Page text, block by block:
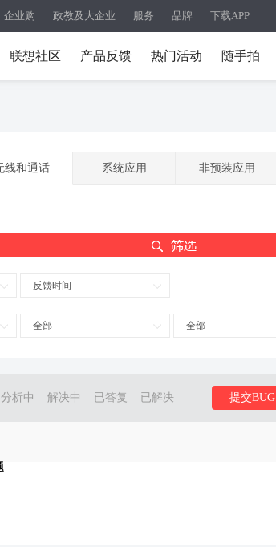
企业购 政教及大企业 服务 品牌 下载APP
联想社区 产品反馈 热门活动 随手拍
线和通话 系统应用 非预装应用
反馈时间
全部 全部
分析中 解决中 已答复 已解决 提交BUG